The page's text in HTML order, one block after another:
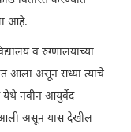
आहे.
व रुग्णालयाच्या
आला असून सध्या त्याचे
नवीन आयुर्वेद
आली असून यास देखील